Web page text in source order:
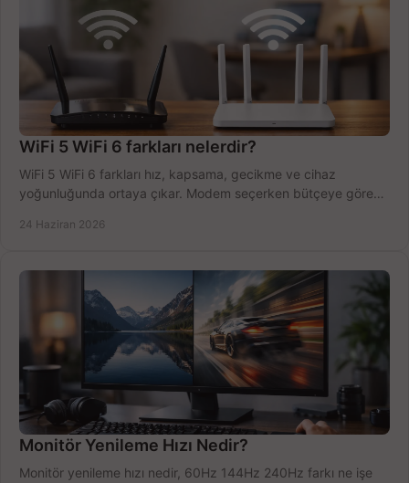
WiFi 5 WiFi 6 farkları nelerdir?
WiFi 5 WiFi 6 farkları hız, kapsama, gecikme ve cihaz
yoğunluğunda ortaya çıkar. Modem seçerken bütçeye göre
24 Haziran 2026
Monitör Yenileme Hızı Nedir?
Monitör yenileme hızı nedir, 60Hz 144Hz 240Hz farkı ne işe